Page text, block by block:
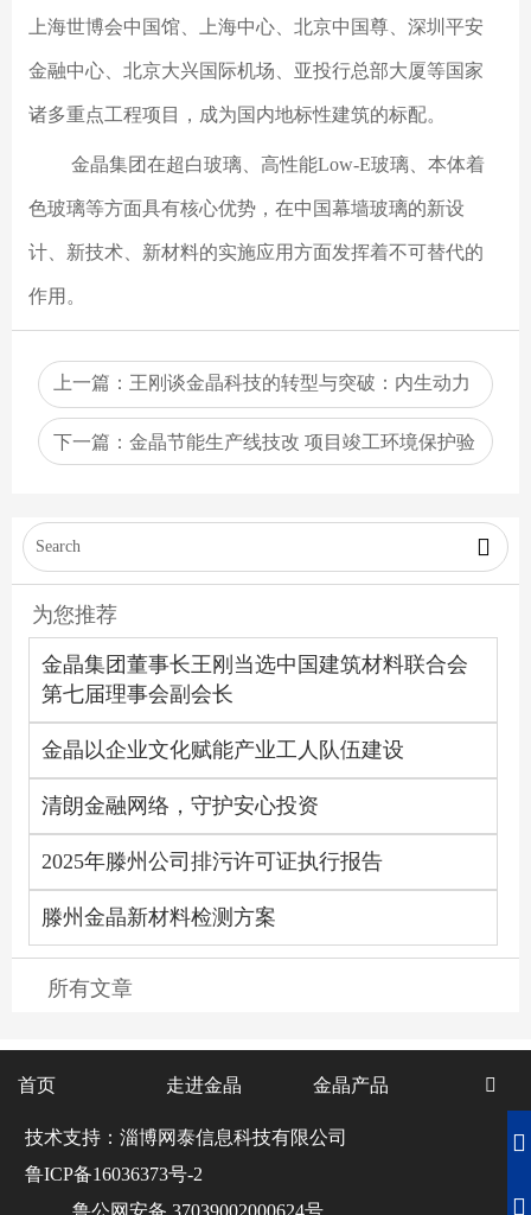
上海世博会中国馆、上海中心、北京中国尊、深圳平安
金融中心、北京大兴国际机场、亚投行总部大厦等国家
诸多重点工程项目，成为国内地标性建筑的标配。
金晶集团在超白玻璃、高性能Low-E玻璃、本体着
色玻璃等方面具有核心优势，在中国幕墙玻璃的新设
计、新技术、新材料的实施应用方面发挥着不可替代的
作用。
上一篇： 王刚谈金晶科技的转型与突破：内生动力
转战下半场
下一篇：金晶节能生产线技改 项目竣工环境保护验

为您推荐
金晶集团董事长王刚当选中国建筑材料联合会
第七届理事会副会长
金晶以企业文化赋能产业工人队伍建设
清朗金融网络，守护安心投资
2025年滕州公司排污许可证执行报告
滕州金晶新材料检测方案
所有文章
首页 走进金晶 金晶产品 
技术支持：淄博网泰信息科技有限公司
鲁ICP备16036373号-2

